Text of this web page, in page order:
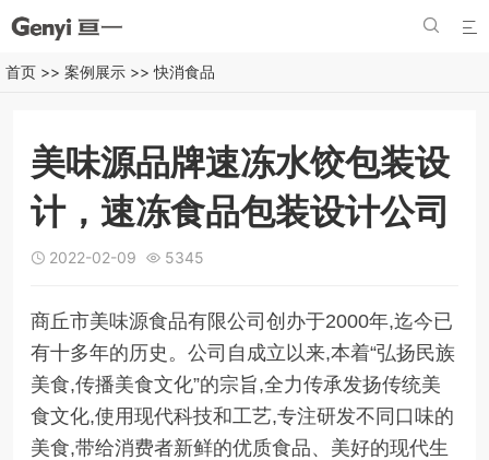


首页 >> 案例展示 >>快消食品
美味源品牌速冻水饺包装设
计，速冻食品包装设计公司
 2022-02-09  5345
商丘市美味源食品有限公司创办于2000年,迄今已
有十多年的历史。公司自成立以来,本着“弘扬民族
美食,传播美食文化”的宗旨,全力传承发扬传统美
食文化,使用现代科技和工艺,专注研发不同口味的
美食,带给消费者新鲜的优质食品、美好的现代生